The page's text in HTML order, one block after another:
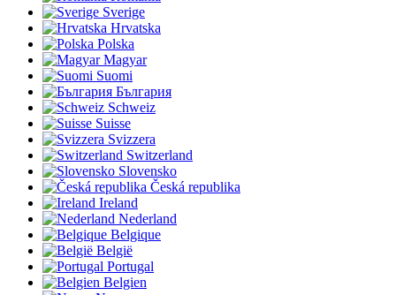
Sverige
Hrvatska
Polska
Magyar
Suomi
България
Schweiz
Suisse
Svizzera
Switzerland
Slovensko
Česká republika
Ireland
Nederland
Belgique
België
Portugal
Belgien